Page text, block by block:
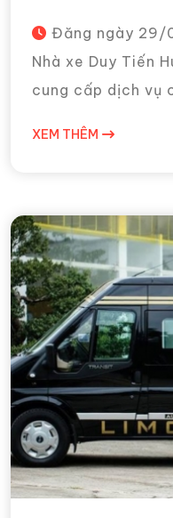
Đăng ngày 29/
Nhà xe Duy Tiến
cung cấp dịch vụ
XEM THÊM